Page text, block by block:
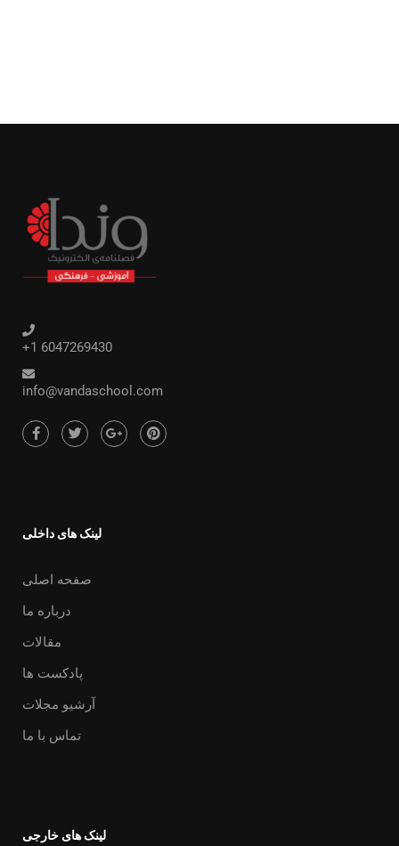
+1 6047269430
info@vandaschool.com
لینک های داخلی
صفحه اصلی
درباره ما
مقالات
پادکست ها
آرشیو مجلات
تماس با ما
لینک های خارجی